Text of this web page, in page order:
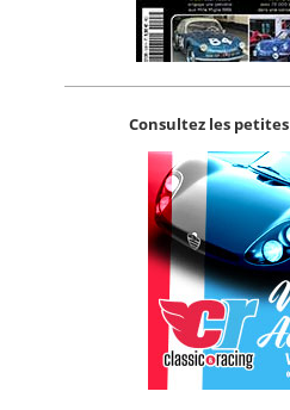
Consultez les